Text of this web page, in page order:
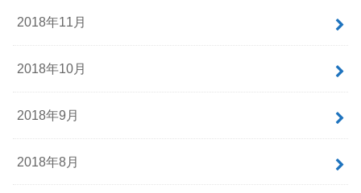
2018年11月
2018年10月
2018年9月
2018年8月